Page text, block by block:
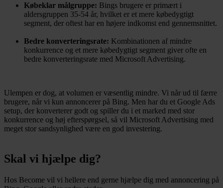
Købeklar målgruppe: Bings brugere er primært i
aldersgruppen 35-54 år, hvilket er et mere købedygtigt
segment, der oftest har en højere indkomst end gennemsnittet.
Bedre konverteringsrate: Kombinationen af mindre
konkurrence og et mere købedygtigt segment giver ofte en
bedre konverteringsrate med Microsoft Advertising.
Ulempen er dog, at volumen er væsentlig mindre. Vi når ud til færre
brugere, når vi kun annoncerer på Bing. Men har du et Google Ads
setup, der konverterer godt og spiller du i et marked med stor
konkurrence og høj efterspørgsel, så vil Microsoft Advertising med
meget stor sandsynlighed være en god investering.
Skal vi hjælpe dig?
Hos Become vil vi hellere end gerne hjælpe dig med annoncering på